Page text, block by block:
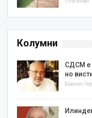
Колумни
СДСМ е
но
Бранко